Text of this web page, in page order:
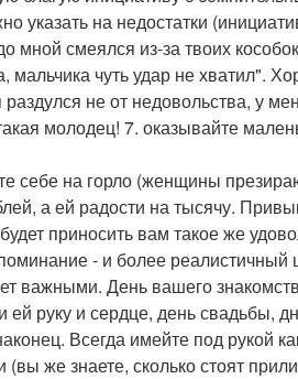
указать на недостатки
смеялся из-за твоих
чуть удар не хватил".
не от недовольства, у
молодец! 7. оказывайте
себе на горло (женщины
а ей радости на тысячу.
приносить вам такое же
- и более реалистичный
важными. День вашего
ей руку и сердце, день свадьбы,
Всегда имейте под рукой
же знаете, сколько стоят